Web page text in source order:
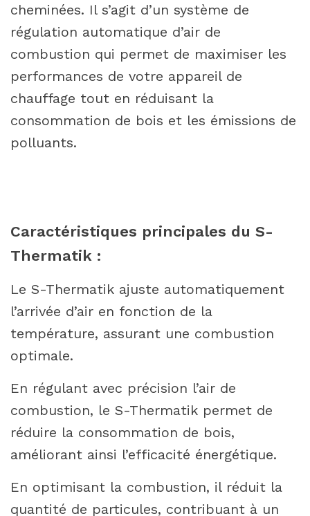
cheminées. Il s’agit d’un système de
régulation automatique d’air de
combustion qui permet de maximiser les
performances de votre appareil de
chauffage tout en réduisant la
consommation de bois et les émissions de
polluants.
Caractéristiques principales du S-
Thermatik :
Le S-Thermatik ajuste automatiquement
l’arrivée d’air en fonction de la
température, assurant une combustion
optimale.
En régulant avec précision l’air de
combustion, le S-Thermatik permet de
réduire la consommation de bois,
améliorant ainsi l’efficacité énergétique.
En optimisant la combustion, il réduit la
quantité de particules, contribuant à un